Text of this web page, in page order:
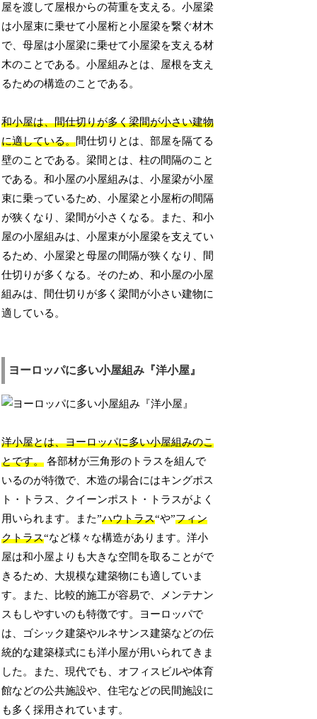
屋を渡して屋根からの荷重を支える。小屋梁
は小屋束に乗せて小屋桁と小屋梁を繋ぐ材木
で、母屋は小屋梁に乗せて小屋梁を支える材
木のことである。小屋組みとは、屋根を支え
るための構造のことである。
和小屋は、間仕切りが多く梁間が小さい建物
に適している。間仕切りとは、部屋を隔てる
壁のことである。梁間とは、柱の間隔のこと
である。和小屋の小屋組みは、小屋梁が小屋
束に乗っているため、小屋梁と小屋桁の間隔
が狭くなり、梁間が小さくなる。また、和小
屋の小屋組みは、小屋束が小屋梁を支えてい
るため、小屋梁と母屋の間隔が狭くなり、間
仕切りが多くなる。そのため、和小屋の小屋
組みは、間仕切りが多く梁間が小さい建物に
適している。
ヨーロッパに多い小屋組み『洋小屋』
洋小屋とは、ヨーロッパに多い小屋組みのこ
とです。 各部材が三角形のトラスを組んで
いるのが特徴で、木造の場合にはキングポス
ト・トラス、クイーンポスト・トラスがよく
用いられます。また”ハウトラス“や”フィン
クトラス“など様々な構造があります。洋小
屋は和小屋よりも大きな空間を取ることがで
きるため、大規模な建築物にも適していま
す。また、比較的施工が容易で、メンテナン
スもしやすいのも特徴です。ヨーロッパで
は、ゴシック建築やルネサンス建築などの伝
統的な建築様式にも洋小屋が用いられてきま
した。また、現代でも、オフィスビルや体育
館などの公共施設や、住宅などの民間施設に
も多く採用されています。